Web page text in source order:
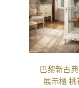
巴黎新古
展示櫃 桃